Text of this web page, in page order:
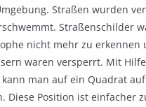
Straßen wurden
Straßenschilder
nicht mehr zu erkennen
waren versperrt. Mit
man auf ein Quadrat
Diese Position ist einfacher